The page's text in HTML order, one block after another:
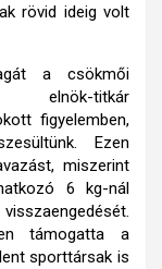
rövid ideig volt
a csökmői
elnök-titkár
figyelemben,
Ezen
miszerint
6 kg-nál
támogatta a
sporttársak is